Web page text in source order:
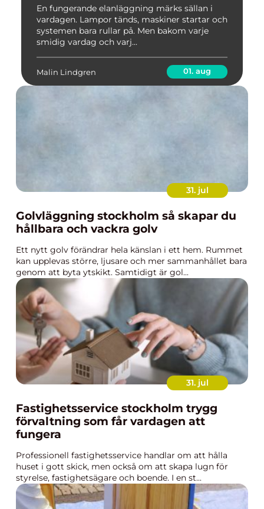
En fungerande elanläggning märks sällan i
vardagen. Lampor tänds, maskiner startar och
systemen bara rullar på. Men bakom varje
smidig vardag och varj...
Malin Lindgren 01. aug
31. jul
Golvläggning stockholm så skapar du
hållbara och vackra golv
Ett nytt golv förändrar hela känslan i ett hem. Rummet
kan upplevas större, ljusare och mer sammanhållet bara
genom att byta ytskikt. Samtidigt är gol...
31. jul
Fastighetsservice stockholm trygg
förvaltning som får vardagen att
fungera
Professionell fastighetsservice handlar om att hålla
huset i gott skick, men också om att skapa lugn för
styrelse, fastighetsägare och boende. I en st...